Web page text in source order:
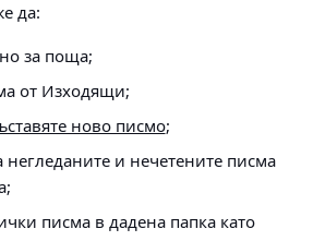
да:
за поща;
от Изходящи;
ново писмо;
и нечетените писма
писма в дадена папка като